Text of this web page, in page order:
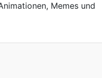
Memes und